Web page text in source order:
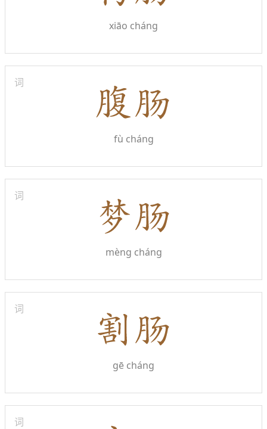
xiāo cháng
词
fù cháng
词
mèng cháng
词
gē cháng
词